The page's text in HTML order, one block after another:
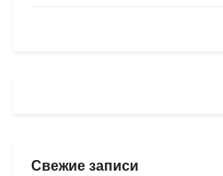
Свежие записи